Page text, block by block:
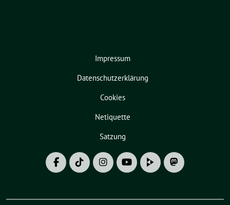
Impressum
Datenschutzerklärung
Cookies
Netiquette
Satzung